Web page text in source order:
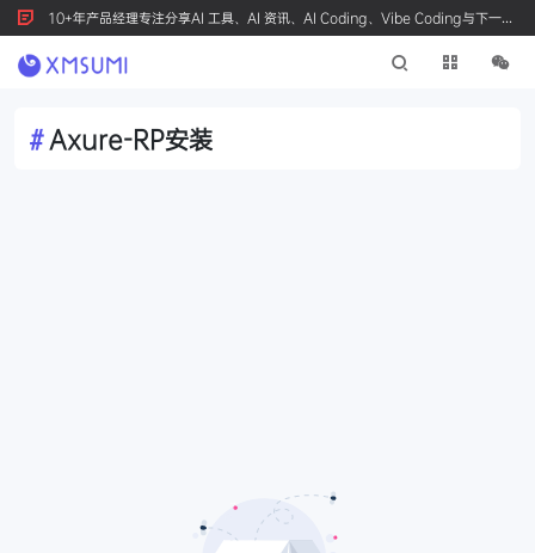
10+年产品经理专注分享AI 工具、AI 资讯、AI Coding、Vibe Coding与下一代
产品创新，按 Ctrl+D 收藏我们
#Axure-RP安装